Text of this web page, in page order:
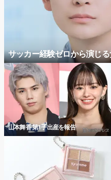
サッカー経験ゼロから演じ
山本舞香 第1子出産を報告